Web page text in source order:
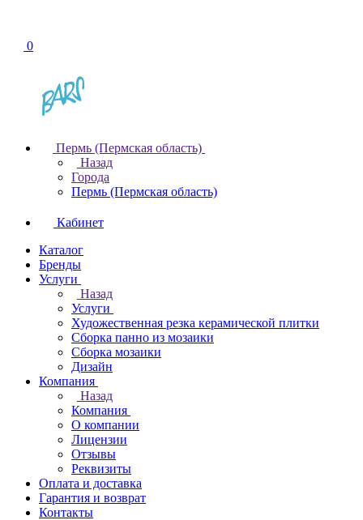
0
Пермь (Пермская область)
Назад
Города
Пермь (Пермская область)
Кабинет
Каталог
Бренды
Услуги
Назад
Услуги
Художественная резка керамической плитки
Сборка панно из мозаики
Сборка мозаики
Дизайн
Компания
Назад
Компания
О компании
Лицензии
Отзывы
Реквизиты
Оплата и доставка
Гарантия и возврат
Контакты